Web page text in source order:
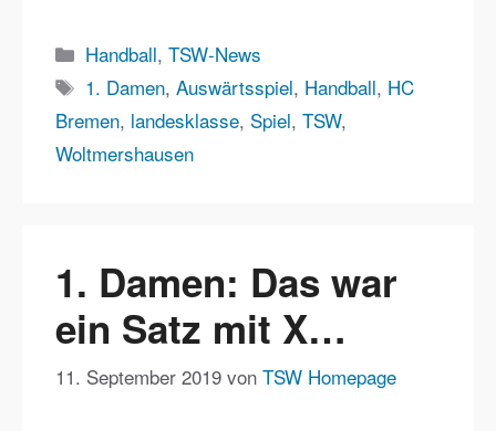
Kategorien
Handball,TSW-News
Schlagwörter
1. Damen,Auswärtsspiel, Handball, HC
Bremen, landesklasse, Spiel, TSW,
Woltmershausen
1. Damen: Das war
ein Satz mit X…
11. September 2019 von TSW Homepage